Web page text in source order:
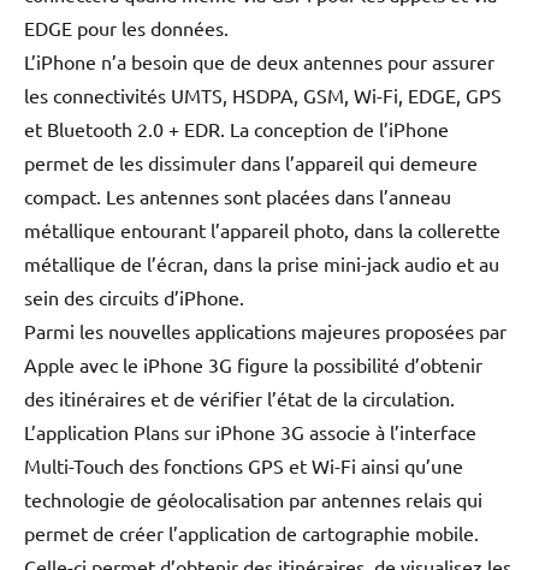
EDGE pour les données.
L’iPhone n’a besoin que de deux antennes pour assurer
les connectivités UMTS, HSDPA, GSM, Wi-Fi, EDGE, GPS
et Bluetooth 2.0 + EDR. La conception de l’iPhone
permet de les dissimuler dans l’appareil qui demeure
compact. Les antennes sont placées dans l’anneau
métallique entourant l’appareil photo, dans la collerette
métallique de l’écran, dans la prise mini-jack audio et au
sein des circuits d’iPhone.
Parmi les nouvelles applications majeures proposées par
Apple avec le iPhone 3G figure la possibilité d’obtenir
des itinéraires et de vérifier l’état de la circulation.
L’application Plans sur iPhone 3G associe à l’interface
Multi-Touch des fonctions GPS et Wi-Fi ainsi qu’une
technologie de géolocalisation par antennes relais qui
permet de créer l’application de cartographie mobile.